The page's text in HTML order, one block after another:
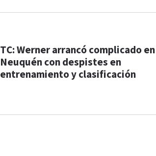
TC: Werner arrancó complicado en
Neuquén con despistes en
entrenamiento y clasificación